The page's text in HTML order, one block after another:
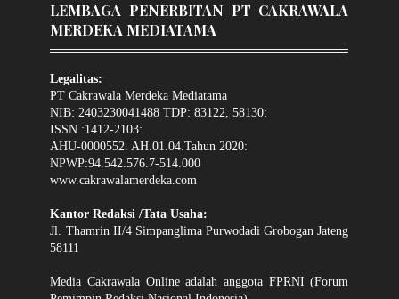
LEMBAGA PENERBITAN PT CAKRAWALA
MERDEKA MEDIATAMA
Legalitas:
PT Cakrawala Merdeka Mediatama
NIB: 2403230041488 TDP: 83122, 58130:
ISSN :1412-2103:
AHU-0000552. AH.01.04.Tahun 2020:
NPWP:94.542.576.7-514.000
www.cakrawalamerdeka.com
Kantor Redaksi /Tata Usaha:
Jl. Thamrin II/4 Simpanglima Purwodadi Grobogan Jateng
58111
Media Cakrawala Online adalah anggota FPRNI (Forum